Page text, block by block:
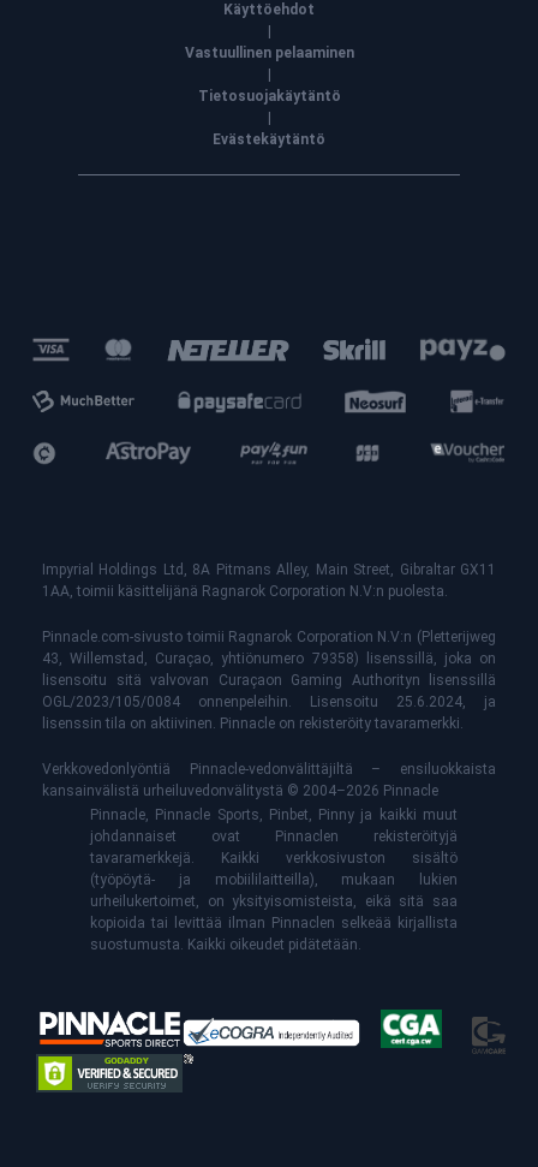
Käyttöehdot
Vastuullinen pelaaminen
Tietosuojakäytäntö
Evästekäytäntö
Impyrial Holdings Ltd, 8A Pitmans Alley, Main Street, Gibraltar GX11
1AA, toimii käsittelijänä Ragnarok Corporation N.V:n puolesta.
Pinnacle.com-sivusto toimii Ragnarok Corporation N.V:n (Pletterijweg
43, Willemstad, Curaçao, yhtiönumero 79358) lisenssillä, joka on
lisensoitu sitä valvovan Curaçaon Gaming Authorityn lisenssillä
OGL/2023/105/0084 onnenpeleihin. Lisensoitu 25.6.2024, ja
lisenssin tila on aktiivinen. Pinnacle on rekisteröity tavaramerkki.
Verkkovedonlyöntiä Pinnacle-vedonvälittäjiltä – ensiluokkaista
kansainvälistä urheiluvedonvälitystä © 2004–2026 Pinnacle
Pinnacle, Pinnacle Sports, Pinbet, Pinny ja kaikki muut
johdannaiset ovat Pinnaclen rekisteröityjä
tavaramerkkejä. Kaikki verkkosivuston sisältö
(työpöytä- ja mobiililaitteilla), mukaan lukien
urheilukertoimet, on yksityisomisteista, eikä sitä saa
kopioida tai levittää ilman Pinnaclen selkeää kirjallista
suostumusta. Kaikki oikeudet pidätetään.